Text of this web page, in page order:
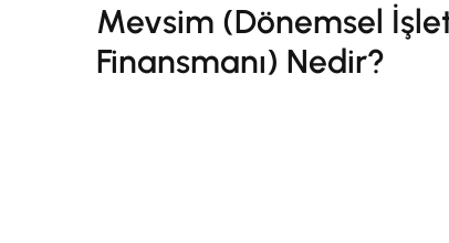
Mevsim (Dönemsel
Finansmanı) Nedir?